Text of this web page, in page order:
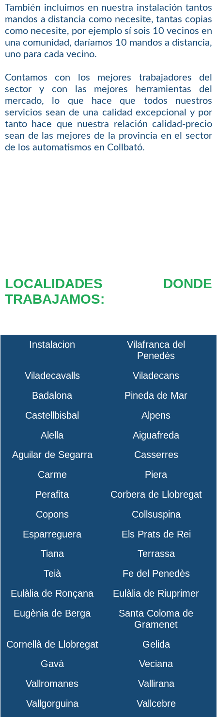
También incluimos en nuestra instalación tantos
mandos a distancia como necesite, tantas copias
como necesite, por ejemplo sí sois 10 vecinos en
una comunidad, daríamos 10 mandos a distancia,
uno para cada vecino.
Contamos con los mejores trabajadores del
sector y con las mejores herramientas del
mercado, lo que hace que todos nuestros
servicios sean de una calidad excepcional y por
tanto hace que nuestra relación calidad-precio
sean de las mejores de la provincia en el sector
de los automatismos en Collbató.
LOCALIDADES DONDE
TRABAJAMOS:
Instalacion
Vilafranca del
Penedès
Viladecavalls
Viladecans
Badalona
Pineda de Mar
Castellbisbal
Alpens
Alella
Aiguafreda
Aguilar de Segarra
Casserres
Carme
Piera
Perafita
Corbera de Llobregat
Copons
Collsuspina
Esparreguera
Els Prats de Rei
Tiana
Terrassa
Teià
Fe del Penedès
Eulàlia de Ronçana
Eulàlia de Riuprimer
Eugènia de Berga
Santa Coloma de
Gramenet
Cornellà de Llobregat
Gelida
Gavà
Veciana
Vallromanes
Vallirana
Vallgorguina
Vallcebre